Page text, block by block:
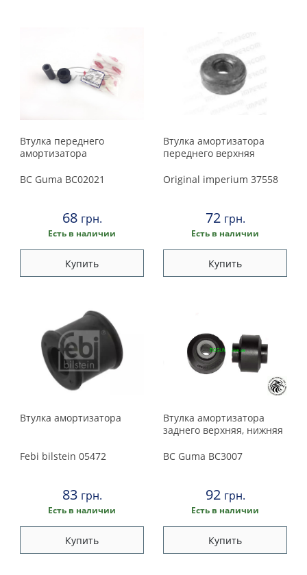
Volkswagen
Втулка переднего
амортизатора
BC Guma BC02021
68 грн.
Есть в наличии
Купить
Втулка амортизатора
переднего верхняя
Original imperium 37558
72 грн.
Есть в наличии
Купить
Втулка амортизатора
Febi bilstein 05472
83 грн.
Есть в наличии
Купить
Втулка амортизатора
заднего верхняя, нижняя
BC Guma BC3007
92 грн.
Есть в наличии
Купить